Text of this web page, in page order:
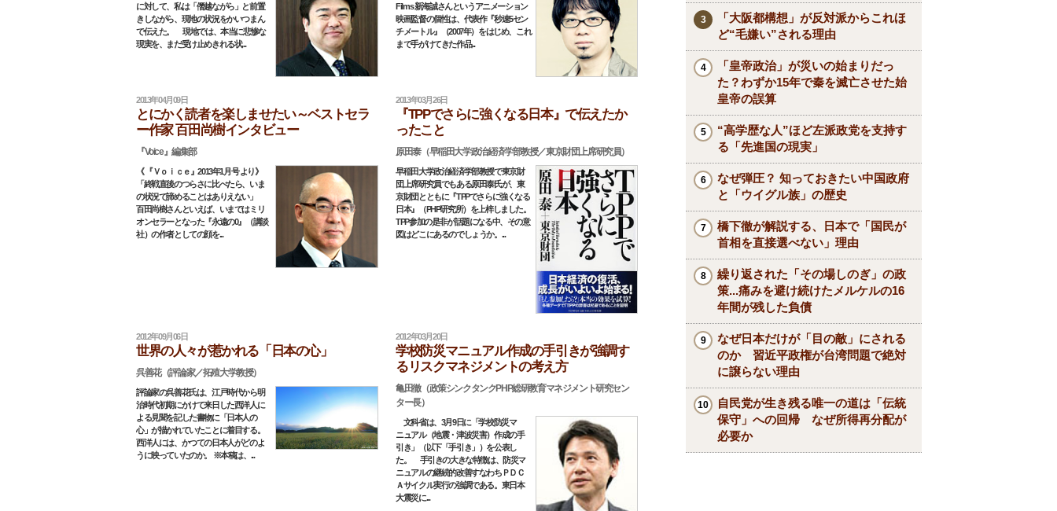
に対して、私は「僭越ながら」と前置
きしながら、現地の状況をかいつまん
で伝えた。 現地では、本当に悲惨な
現実を、まだ受け止めきれる状...
Films 新海誠さんというアニメーション
映画監督の個性は、代表作『秒速5セン
チメートル』（2007年）をはじめ、これ
まで手がけてきた作品...
2013年04月09日
とにかく読者を楽しませたい～ベストセラ
ー作家 百田尚樹インタビュー
『Voice』編集部
《 『Ｖｏｉｃｅ』2013年1月号 より》
「終戦直後のつらさに比べたら、いま
の状況で諦めることはありえない」
百田尚樹さんといえば、いまではミリ
オンセラーとなった『永遠の0』（講談
社）の作者としての顔を...
2013年03月26日
『TPPでさらに強くなる日本』で伝えたか
ったこと
原田泰（早稲田大学政治経済学部教授／東京財団上席研究員）
早稲田大学政治経済学部教授で東京財
団上席研究員でもある原田泰氏が、東
京財団とともに『TPPでさらに強くなる
日本』（PHP研究所）を上梓しました。
TPP参加の是非が話題になる中、その意
図はどこにあるのでしょうか。...
2012年09月06日
世界の人々が惹かれる「日本の心」
呉善花（評論家／拓殖大学教授）
評論家の呉善花氏は、江戸時代から明
治時代初期にかけて来日した西洋人に
よる見聞を記した書物に「日本人の
心」が描かれていたことに着目する。
西洋人には、かつての日本人がどのよ
うに映っていたのか。 ※本稿は、...
2012年03月20日
学校防災マニュアル作成の手引きが強調す
るリスクマネジメントの考え方
亀田徹（政策シンクタンクPHP総研教育マネジメント研究セン
ター長）
文科省は、3月9日に「学校防災マ
ニュアル（地震・津波災害）作成の手
引き」（以下「手引き」）を公表し
た。 手引きの大きな特徴は、防災マ
ニュアルの継続的改善すなわちＰＤＣ
Ａサイクル実行の強調である。東日本
大震災に...
「大阪都構想」が反対派からこれほ
ど“毛嫌い”される理由
「皇帝政治」が災いの始まりだっ
た？わずか15年で秦を滅亡させた始
皇帝の誤算
“高学歴な人”ほど左派政党を支持す
る「先進国の現実」
なぜ弾圧？ 知っておきたい中国政府
と「ウイグル族」の歴史
橋下徹が解説する、日本で「国民が
首相を直接選べない」理由
繰り返された「その場しのぎ」の政
策...痛みを避け続けたメルケルの16
年間が残した負債
なぜ日本だけが「目の敵」にされる
のか 習近平政権が台湾問題で絶対
に譲らない理由
自民党が生き残る唯一の道は「伝統
保守」への回帰 なぜ所得再分配が
必要か